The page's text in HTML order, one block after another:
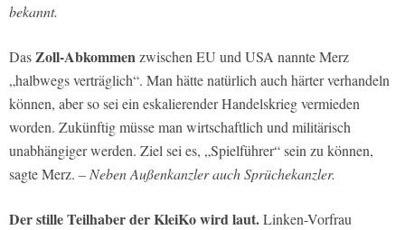
bekannt.
DasZoll-Abkommenzwischen EU und USA nannte Merz
„halbwegs verträglich“. Man hätte natürlich auch härter verhandeln
können, aber so sei ein eskalierender Handelskrieg vermieden
worden. Zukünftig müsse man wirtschaftlich und militärisch
unabhängiger werden. Ziel sei es, „Spielführer“ sein zu können,
sagte Merz. – Neben Außenkanzler auch Sprüchekanzler.
Der stille Teilhaber der KleiKo wird laut.Linken-Vorfrau